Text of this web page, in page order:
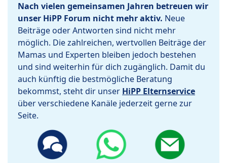
Nach vielen gemeinsamen Jahren betreuen wir
unser HiPP Forum nicht mehr aktiv. Neue
Beiträge oder Antworten sind nicht mehr
möglich. Die zahlreichen, wertvollen Beiträge der
Mamas und Experten bleiben jedoch bestehen
und sind weiterhin für dich zugänglich. Damit du
auch künftig die bestmögliche Beratung
bekommst, steht dir unser HiPP Elternservice
über verschiedene Kanäle jederzeit gerne zur
Seite.